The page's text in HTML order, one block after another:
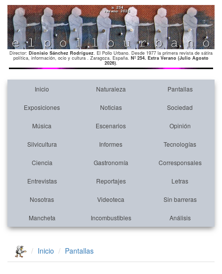
Director: Dionisio Sánchez Rodríguez. El Pollo Urbano. Desde 1977 la primera revista de sátira
política, información, ocio y cultura . Zaragoza. España. Nº 254. Extra Verano (Julio Agosto
2026).
Inicio Naturaleza Pantallas
Exposiciones Noticias Sociedad
Música Escenarios Opinión
Silvicultura Informes Tecnologías
Ciencia Gastronomía Corresponsales
Entrevistas Reportajes Letras
Nosotras Videoteca Sin barreras
Mancheta Incombustibles Análisis
Inicio Pantallas